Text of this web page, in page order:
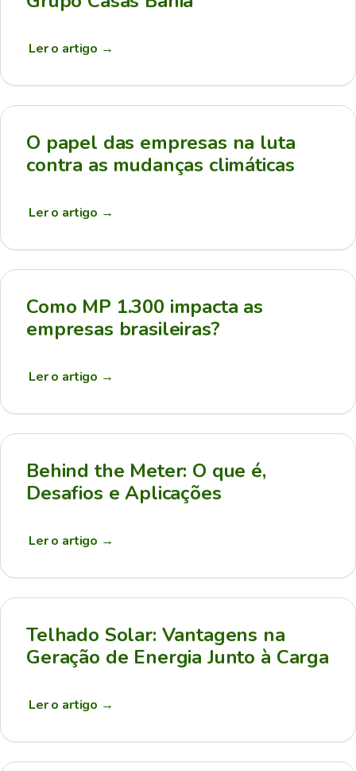
Ler o artigo →
O papel das empresas na luta
contra as mudanças climáticas
Ler o artigo →
Como MP 1.300 impacta as
empresas brasileiras?
Ler o artigo →
Behind the Meter: O que é,
Desafios e Aplicações
Ler o artigo →
Telhado Solar: Vantagens na
Geração de Energia Junto à Carga
Ler o artigo →